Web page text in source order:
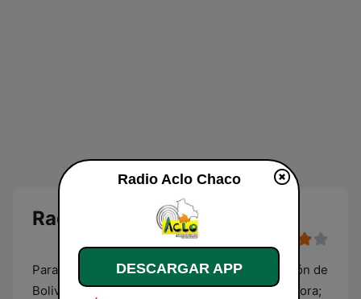
Radio Aclo Chaco en vivo
Para la audiencia que sintoniza desde el corazón de
Bolivia, Radio Aclo Chaco es más que una emisora;
Radio Aclo Chaco
DESCARGAR APP